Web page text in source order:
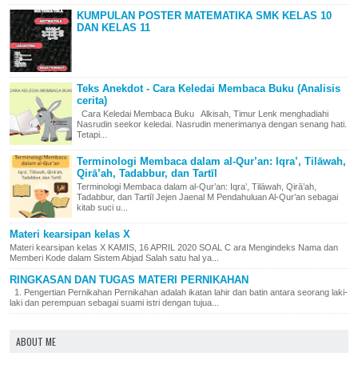
KUMPULAN POSTER MATEMATIKA SMK KELAS 10
DAN KELAS 11
Teks Anekdot - Cara Keledai Membaca Buku (Analisis
cerita)
Cara Keledai Membaca Buku Alkisah, Timur Lenk menghadiahi
Nasrudin seekor keledai. Nasrudin menerimanya dengan senang hati.
Tetapi...
Terminologi Membaca dalam al-Qur’an: Iqra’, Tilāwah,
Qirā’ah, Tadabbur, dan Tartīl
Terminologi Membaca dalam al-Qur’an: Iqra’, Tilāwah, Qirā’ah,
Tadabbur, dan Tartīl Jejen Jaenal M Pendahuluan Al-Qur’an sebagai
kitab suci u...
Materi kearsipan kelas X
Materi kearsipan kelas X KAMIS, 16 APRIL 2020 SOAL C ara Mengindeks Nama dan
Memberi Kode dalam Sistem Abjad Salah satu hal ya...
RINGKASAN DAN TUGAS MATERI PERNIKAHAN
1. Pengertian Pernikahan Pernikahan adalah ikatan lahir dan batin antara seorang laki-
laki dan perempuan sebagai suami istri dengan tujua...
ABOUT ME